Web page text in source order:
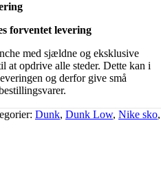
forventet levering
med sjældne og eksklusive
at opdrive alle steder. Dette kan i
og derfor give små
Dunk, Dunk Low, Nike sko,